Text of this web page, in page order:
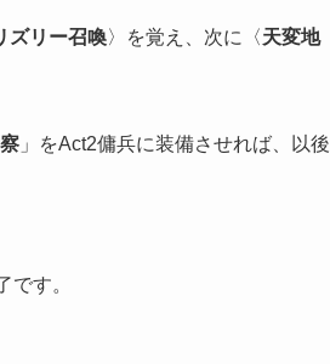
ズリー召喚〉を覚え、次に〈天変地
」をAct2傭兵に装備させれば、以後
です。